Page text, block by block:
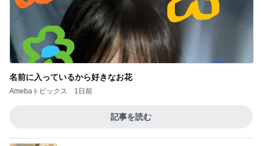
名前に入っているから好きなお花
Amebaトピックス 1日前
記事を読む